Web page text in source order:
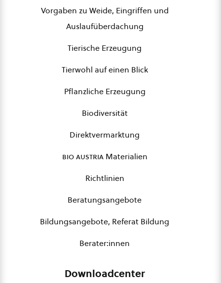
Vorgaben zu Weide, Eingriffen und
Auslaufüberdachung
Tierische Erzeugung
Tierwohl auf einen Blick
Pflanzliche Erzeugung
Biodiversität
Direktvermarktung
bio austriaMaterialien
Richtlinien
Beratungsangebote
Bildungsangebote, Referat Bildung
Berater:innen
Downloadcenter